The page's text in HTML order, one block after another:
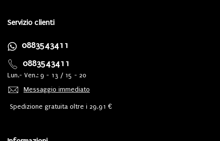
Servizio clienti
0883543411
0883543411
Lun.- Ven.: 9 - 13 / 15 - 20
Messaggio immediato
Spedizione gratuita oltre i 29,91 €